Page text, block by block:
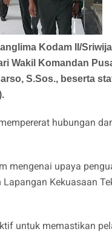
Kodam II/
Wakil Komandan
S.Sos., beserta
hubungan
mengenai upaya
Kekuasaan
untuk memastikan